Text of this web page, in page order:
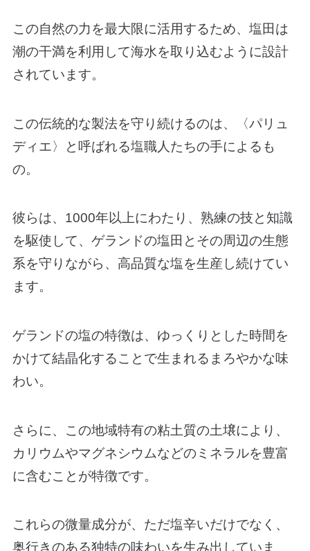
この自然の力を最大限に活用するため、塩田は
潮の干満を利用して海水を取り込むように設計
されています。
この伝統的な製法を守り続けるのは、〈パリュ
ディエ〉と呼ばれる塩職人たちの手によるも
の。
彼らは、1000年以上にわたり、熟練の技と知識
を駆使して、ゲランドの塩田とその周辺の生態
系を守りながら、高品質な塩を生産し続けてい
ます。
ゲランドの塩の特徴は、ゆっくりとした時間を
かけて結晶化することで生まれるまろやかな味
わい。
さらに、この地域特有の粘土質の土壌により、
カリウムやマグネシウムなどのミネラルを豊富
に含むことが特徴です。
これらの微量成分が、ただ塩辛いだけでなく、
奥行きのある独特の味わいを生み出していま